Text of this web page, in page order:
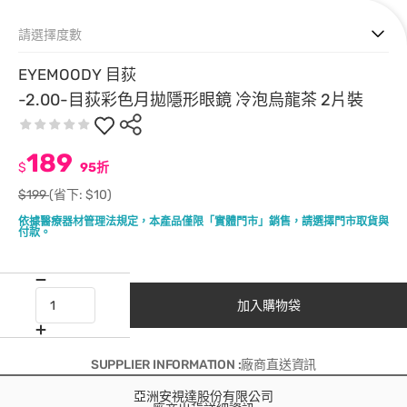
EYEMOODY 目荻
-2.00-目荻彩色月拋隱形眼鏡 冷泡烏龍茶 2片裝
依據醫療器材管理法規定，本產品僅限「實體門市」銷售，請選擇門市取貨與
付款。
$189 95折
$199(省下: $10)
請選擇度數
加入購物袋
SUPPLIER INFORMATION :廠商直送資訊
亞洲安視達股份有限公司